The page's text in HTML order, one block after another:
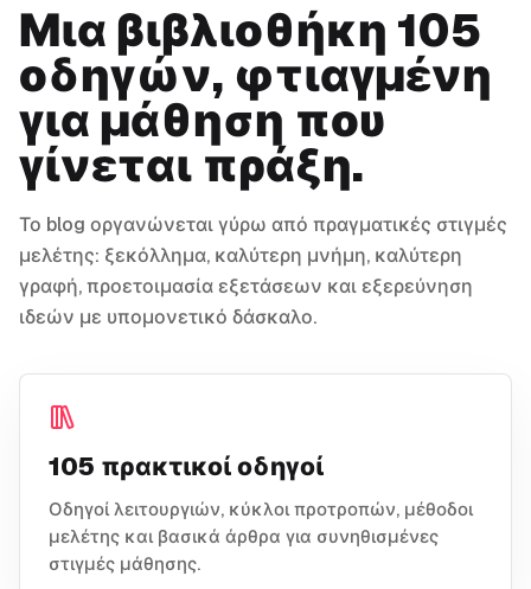
Μια βιβλιοθήκη 105
οδηγών, φτιαγμένη
για μάθηση που
γίνεται πράξη.
Το blog οργανώνεται γύρω από πραγματικές στιγμές
μελέτης: ξεκόλλημα, καλύτερη μνήμη, καλύτερη
γραφή, προετοιμασία εξετάσεων και εξερεύνηση
ιδεών με υπομονετικό δάσκαλο.
105 πρακτικοί οδηγοί
Οδηγοί λειτουργιών, κύκλοι προτροπών, μέθοδοι
μελέτης και βασικά άρθρα για συνηθισμένες
στιγμές μάθησης.